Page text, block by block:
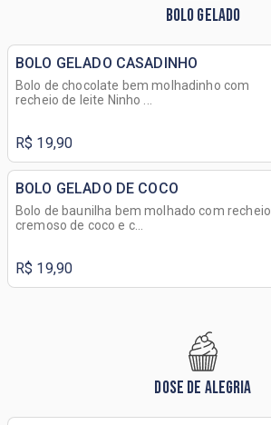
BOLO GELADO
BOLO GELADO CASADINHO
Bolo de chocolate bem molhadinho com
recheio de leite Ninho ...
R$ 19,90
BOLO GELADO DE COCO
Bolo de baunilha bem molhado com recheio
cremoso de coco e c...
R$ 19,90
DOSE DE ALEGRIA